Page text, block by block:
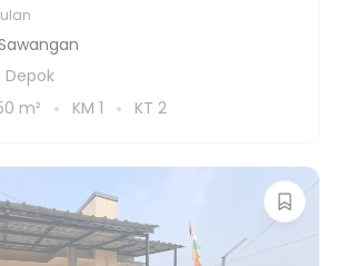
Depok
m² KM 1 KT 2